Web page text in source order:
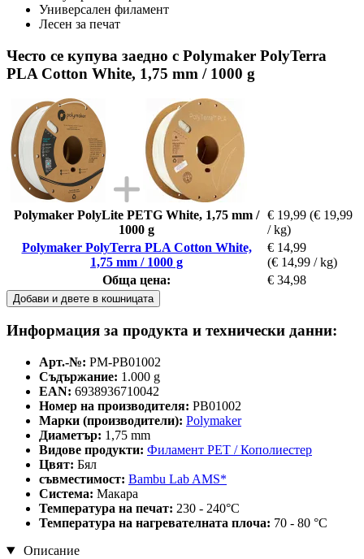
Универсален филамент
Лесен за печат
Често се купува заедно с Polymaker PolyTerra
PLA Cotton White, 1,75 mm / 1000 g
Polymaker PolyLite PETG White, 1,75 mm /
1000 g
€ 19,99 (€ 19,99
/ kg)
Polymaker PolyTerra PLA Cotton White,
1,75 mm / 1000 g
€ 14,99
(€ 14,99 / kg)
Обща цена:
€ 34,98
Добави и двете в кошницата
Информация за продукта и технически данни:
Арт.-№: PM-PB01002
Съдържание: 1.000 g
EAN: 6938936710042
Номер на производителя: PB01002
Марки (производители): Polymaker
Диаметър: 1,75 mm
Видове продукти: Филамент PET / Кополиестер
Цвят: Бял
съвместимост: Bambu Lab AMS*
Система: Макара
Температура на печат: 230 - 240°C
Температура на нагревателната плоча: 70 - 80 °C
Описание